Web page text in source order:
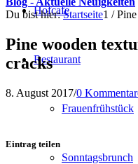
Hofcafe
Restaurant
Frauenfrühstück
Sonntagsbrunch
Du bist hier: Startseite1 /
Pine wooden
cracks
8. August 2017/0
Eintrag teilen